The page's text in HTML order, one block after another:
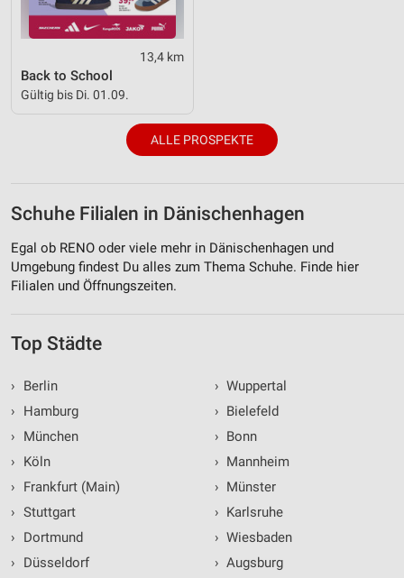
13,4 km
Back to School
Gültig bis Di. 01.09.
ALLE PROSPEKTE
Schuhe Filialen in Dänischenhagen
Egal ob RENO oder viele mehr in Dänischenhagen und
Umgebung findest Du alles zum Thema Schuhe. Finde hier
Filialen und Öffnungszeiten.
Top Städte
›
Berlin
›
Hamburg
›
München
›
Köln
›
Frankfurt (Main)
› Stuttgart
›
Dortmund
›
Düsseldorf
› Wuppertal
› Bielefeld
› Bonn
› Mannheim
› Münster
› Karlsruhe
› Wiesbaden
› Augsburg